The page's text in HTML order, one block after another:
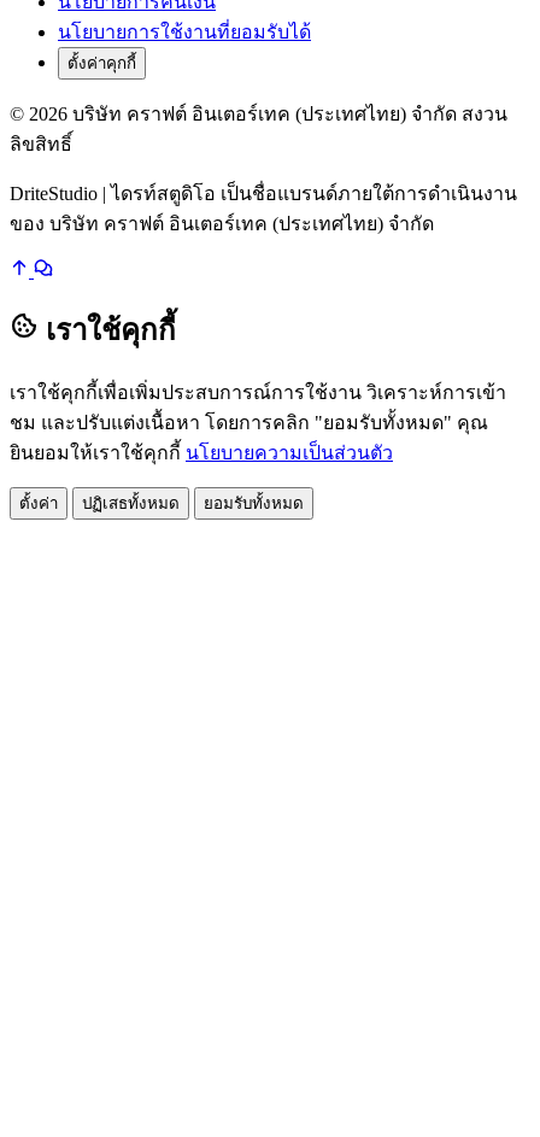
นโยบายการใช้งานที่ยอมรับได้
ตั้งค่าคุกกี้
© 2026 บริษัท คราฟต์ อินเตอร์เทค (ประเทศไทย) จำกัด สงวน
ลิขสิทธิ์
DriteStudio | ไดรท์สตูดิโอ เป็นชื่อแบรนด์ภายใต้การดำเนินงาน
ของ บริษัท คราฟต์ อินเตอร์เทค (ประเทศไทย) จำกัด
เราใช้คุกกี้
เราใช้คุกกี้เพื่อเพิ่มประสบการณ์การใช้งาน วิเคราะห์การเข้า
ชม และปรับแต่งเนื้อหา โดยการคลิก "ยอมรับทั้งหมด" คุณ
ยินยอมให้เราใช้คุกกี้ นโยบายความเป็นส่วนตัว
ตั้งค่า ปฏิเสธทั้งหมด ยอมรับทั้งหมด